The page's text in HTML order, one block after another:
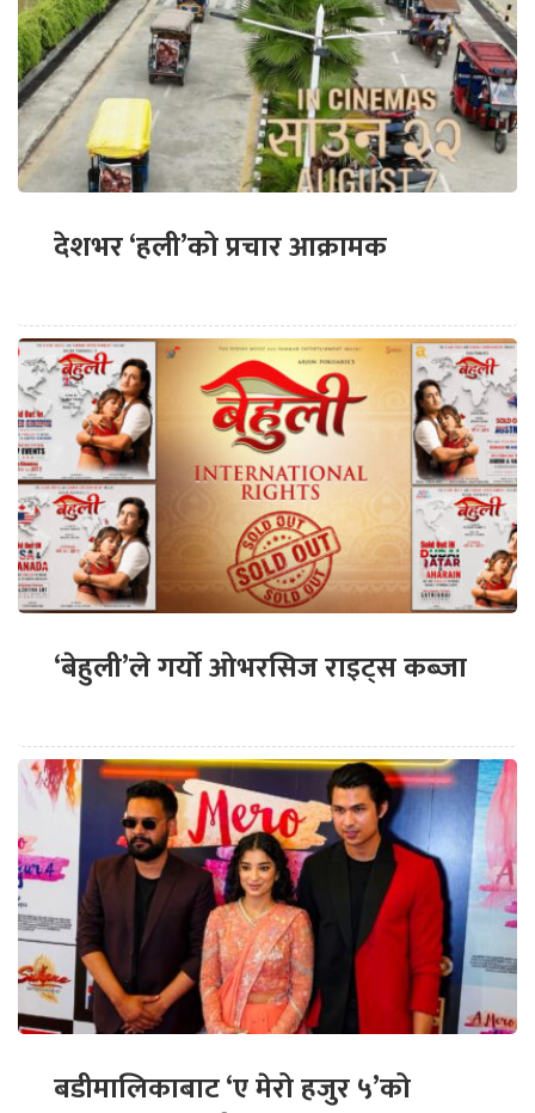
देशभर ‘हली’को प्रचार आक्रामक
‘बेहुली’ले गर्यो ओभरसिज राइट्स कब्जा
बडीमालिकाबाट ‘ए मेरो हजुर ५’को